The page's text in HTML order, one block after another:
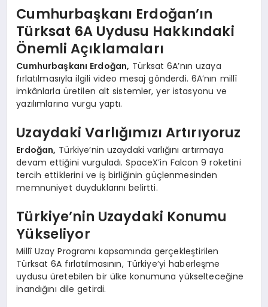
Cumhurbaşkanı Erdoğan’ın
Türksat 6A Uydusu Hakkındaki
Önemli Açıklamaları
Cumhurbaşkanı Erdoğan, Türksat 6A’nın uzaya
fırlatılmasıyla ilgili video mesaj gönderdi. 6A’nın millî
imkânlarla üretilen alt sistemler, yer istasyonu ve
yazılımlarına vurgu yaptı.
Uzaydaki Varlığımızı Artırıyoruz
Erdoğan, Türkiye’nin uzaydaki varlığını artırmaya
devam ettiğini vurguladı. SpaceX’in Falcon 9 roketini
tercih ettiklerini ve iş birliğinin güçlenmesinden
memnuniyet duyduklarını belirtti.
Türkiye’nin Uzaydaki Konumu
Yükseliyor
Millî Uzay Programı kapsamında gerçekleştirilen
Türksat 6A fırlatılmasının, Türkiye’yi haberleşme
uydusu üretebilen bir ülke konumuna yükselteceğine
inandığını dile getirdi.